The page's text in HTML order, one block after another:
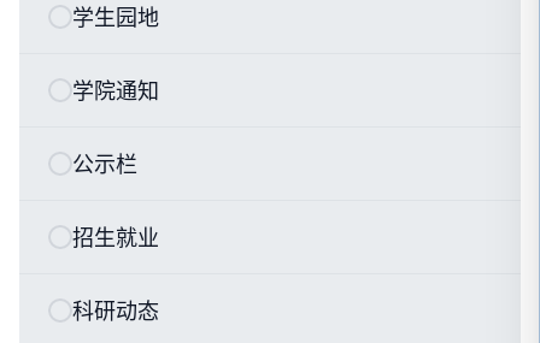
学生园地
学院通知
公示栏
招生就业
科研动态